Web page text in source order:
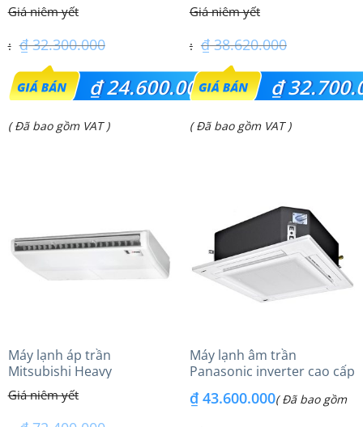
Inverter
₫32.300.000
Giá
gốc
là:
₫24.600.000
Giá
₫ 24.600.000.
( Đã bao gồm VAT )
(3.0Hp) Tiêu chuẩn
₫38.620.000
Giá
gốc
là:
₫
Giá
₫ 32.700.000.
( Đã bao gồm VAT )
Máy lạnh áp trần
Mitsubishi Heavy
FDE140VG (6.0Hp) Cao cấp
– 3 Pha
Máy lạnh âm trần
Panasonic inverter cao cấp
48PRH1H8 – 3 Pha
₫43.600.000( Đã bao gồm